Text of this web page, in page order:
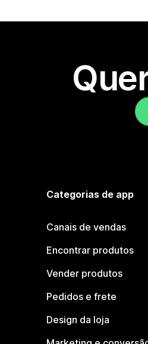
Categorias de app
Canais de vendas
Encontrar produtos
Vender produtos
Pedidos e frete
Design da loja